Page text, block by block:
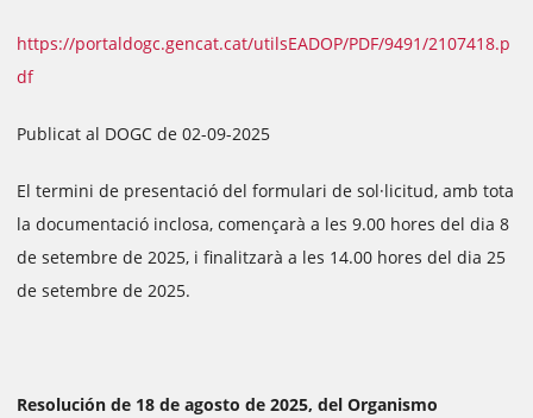
https://portaldogc.gencat.cat/utilsEADOP/PDF/9491/2107418.p
df
Publicat al DOGC de 02-09-2025
El termini de presentació del formulari de sol·licitud, amb tota
la documentació inclosa, començarà a les 9.00 hores del dia 8
de setembre de 2025, i finalitzarà a les 14.00 hores del dia 25
de setembre de 2025.
Resolución de 18 de agosto de 2025, del Organismo